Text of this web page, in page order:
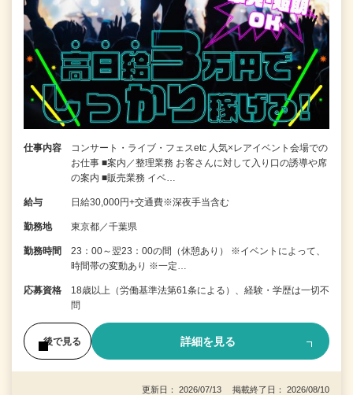
仕事内容
コンサート・ライブ・フェスetc 人気×レアイベント会場での
お仕事 ■案内／整理業務 お客さんに対して入り口の誘導や席
の案内 ■販売業務 イベ…
給与 日給30,000円+交通費※深夜手当含む
勤務地 東京都／千葉県
勤務時間
23：00～翌23：00の間（休憩あり） ※イベントによって、
時間帯の変動あり ※一定…
応募資格
18歳以上（労働基準法第61条による）、経験・学歴は一切不
問
後で見る 詳細を見る
更新日： 2026/07/13 掲載終了日： 2026/08/10